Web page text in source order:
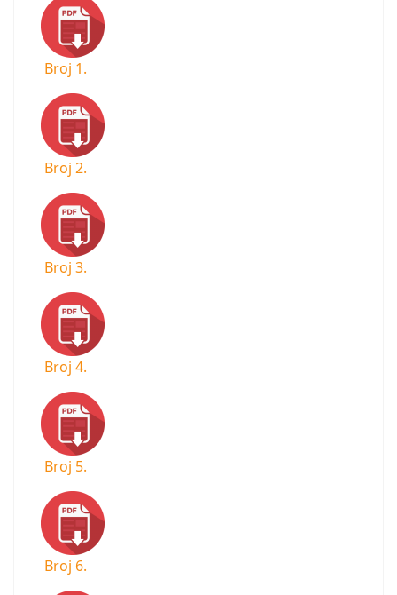
Broj 1.
Broj 2.
Broj 3.
Broj 4.
Broj 5.
Broj 6.